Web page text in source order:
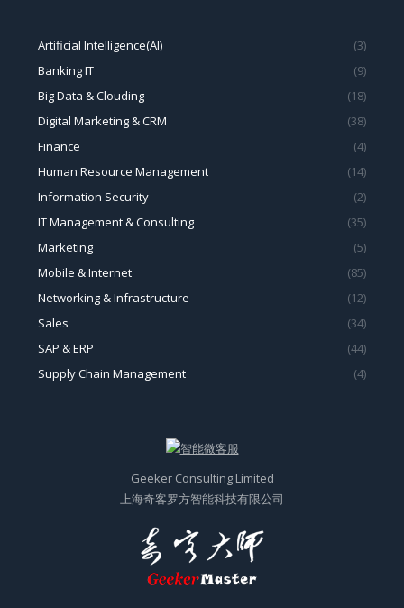
Artificial Intelligence(AI)
(3)
Banking IT
(9)
Big Data & Clouding
(18)
Digital Marketing & CRM
(38)
Finance
(4)
Human Resource Management
(14)
Information Security
(2)
IT Management & Consulting
(35)
Marketing
(5)
Mobile & Internet
(85)
Networking & Infrastructure
(12)
Sales
(34)
SAP & ERP
(44)
Supply Chain Management
(4)
Geeker Consulting Limited
上海奇客罗方智能科技有限公司